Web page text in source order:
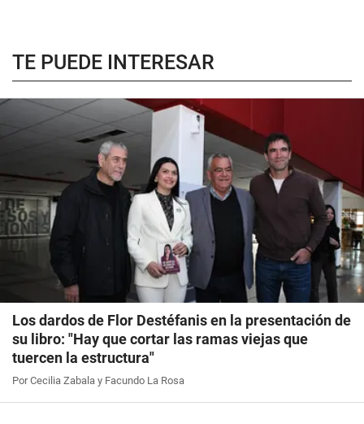
TE PUEDE INTERESAR
Los dardos de Flor Destéfanis en la presentación de
su libro: "Hay que cortar las ramas viejas que
tuercen la estructura"
Por Cecilia Zabala y Facundo La Rosa